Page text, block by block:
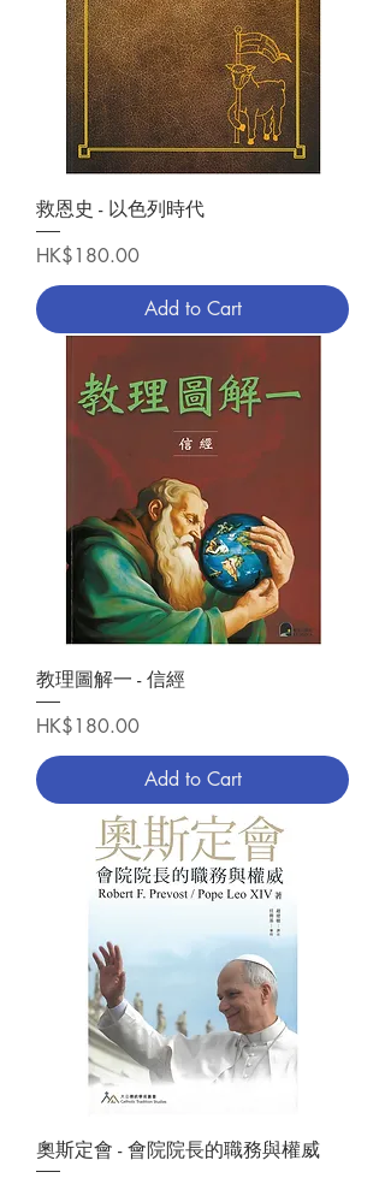
救恩史 - 以色列時代
Price
HK$180.00
Add to Cart
教理圖解一 - 信經
Price
HK$180.00
Add to Cart
奧斯定會 - 會院院長的職務與權威